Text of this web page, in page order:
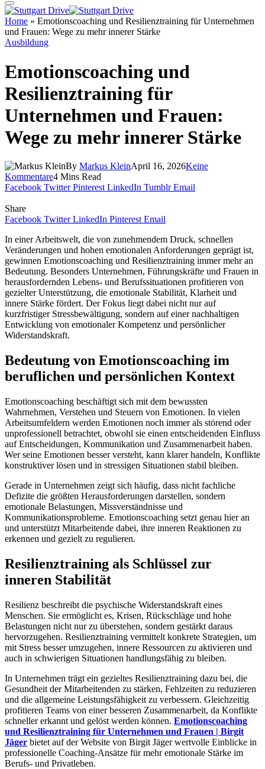
Home » Emotionscoaching und Resilienztraining für Unternehmen
und Frauen: Wege zu mehr innerer Stärke
Ausbildung
Emotionscoaching und
Resilienztraining für
Unternehmen und Frauen:
Wege zu mehr innerer Stärke
By Markus KleinApril 16, 2026Keine
Kommentare4 Mins Read
Facebook Twitter Pinterest LinkedIn Tumblr Email
Share
Facebook Twitter LinkedIn Pinterest Email
In einer Arbeitswelt, die von zunehmendem Druck, schnellen
Veränderungen und hohen emotionalen Anforderungen geprägt ist,
gewinnen Emotionscoaching und Resilienztraining immer mehr an
Bedeutung. Besonders Unternehmen, Führungskräfte und Frauen in
herausfordernden Lebens- und Berufssituationen profitieren von
gezielter Unterstützung, die emotionale Stabilität, Klarheit und
innere Stärke fördert. Der Fokus liegt dabei nicht nur auf
kurzfristiger Stressbewältigung, sondern auf einer nachhaltigen
Entwicklung von emotionaler Kompetenz und persönlicher
Widerstandskraft.
Bedeutung von Emotionscoaching im
beruflichen und persönlichen Kontext
Emotionscoaching beschäftigt sich mit dem bewussten
Wahrnehmen, Verstehen und Steuern von Emotionen. In vielen
Arbeitsumfeldern werden Emotionen noch immer als störend oder
unprofessionell betrachtet, obwohl sie einen entscheidenden Einfluss
auf Entscheidungen, Kommunikation und Zusammenarbeit haben.
Wer seine Emotionen besser versteht, kann klarer handeln, Konflikte
konstruktiver lösen und in stressigen Situationen stabil bleiben.
Gerade in Unternehmen zeigt sich häufig, dass nicht fachliche
Defizite die größten Herausforderungen darstellen, sondern
emotionale Belastungen, Missverständnisse und
Kommunikationsprobleme. Emotionscoaching setzt genau hier an
und unterstützt Mitarbeitende dabei, ihre inneren Reaktionen zu
erkennen und gezielt zu regulieren.
Resilienztraining als Schlüssel zur
inneren Stabilität
Resilienz beschreibt die psychische Widerstandskraft eines
Menschen. Sie ermöglicht es, Krisen, Rückschläge und hohe
Belastungen nicht nur zu überstehen, sondern gestärkt daraus
hervorzugehen. Resilienztraining vermittelt konkrete Strategien, um
mit Stress besser umzugehen, innere Ressourcen zu aktivieren und
auch in schwierigen Situationen handlungsfähig zu bleiben.
In Unternehmen trägt ein gezieltes Resilienztraining dazu bei, die
Gesundheit der Mitarbeitenden zu stärken, Fehlzeiten zu reduzieren
und die allgemeine Leistungsfähigkeit zu verbessern. Gleichzeitig
profitieren Teams von einer besseren Zusammenarbeit, da Konflikte
schneller erkannt und gelöst werden können. Emotionscoaching
und Resilienztraining für Unternehmen und Frauen | Birgit
Jäger bietet auf der Website von Birgit Jäger wertvolle Einblicke in
professionelle Coaching-Ansätze für mehr emotionale Stärke im
Berufs- und Privatleben.